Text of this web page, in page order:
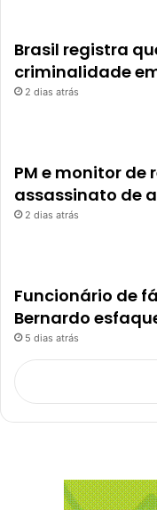
Brasil registra
criminalidade
2 dias atrás
PM e monitor
assassinato de
2 dias atrás
Funcionário de
Bernardo
5 dias atrás